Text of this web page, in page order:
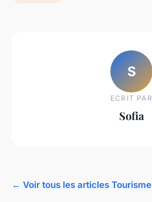
S
ECRIT PAR
Sofia
← Voir tous les articles Tourisme